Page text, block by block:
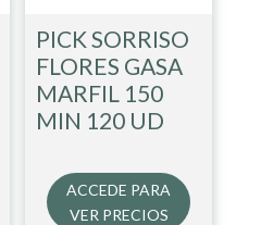
PICK SORRISO
FLORES GASA
MARFIL 150
MIN 120 UD
ACCEDE PARA
VER PRECIOS